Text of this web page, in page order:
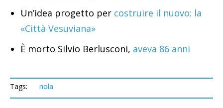
Un’idea progetto per costruire il nuovo: la
«Città Vesuviana»
È morto Silvio Berlusconi, aveva 86 anni
Tags: nola